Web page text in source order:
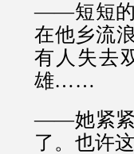
——短短的
在他乡流
有人失去
雄……
——她紧紧
了。也许